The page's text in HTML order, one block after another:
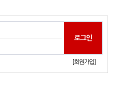
[회원가입]